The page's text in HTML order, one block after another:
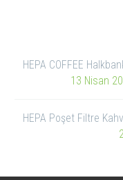
HEPA COFFEE
13 Nisan
HEPA Poşet Filtre